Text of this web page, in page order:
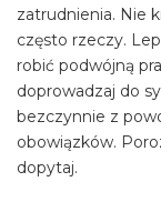
zatrudnienia. Nie
często rzeczy.
robić podwójną
doprowadzaj do
bezczynnie z
obowiązków.
dopytaj.